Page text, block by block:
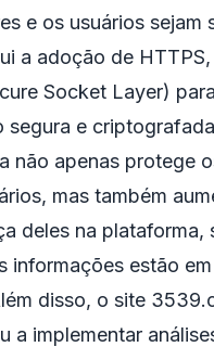
e os usuários sejam
a adoção de
Socket Layer)
segura e
não apenas protege
mas também
deles na plataforma,
informações estão
disso, o site
a implementar